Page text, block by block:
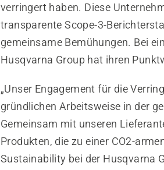
verringert haben. Diese
transparente Scope-3-
gemeinsame Bemühungen. Bei
Husqvarna Group hat ihren
„Unser Engagement für die
gründlichen Arbeitsweise in der
Gemeinsam mit unseren
Produkten, die zu einer CO2-
Sustainability bei der Husqvarna